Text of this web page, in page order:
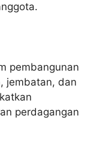
pembangunan
jembatan, dan
perdagangan